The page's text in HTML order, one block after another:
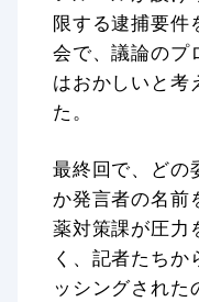
限する逮捕要件
会で、議論のプ
はおかしいと考
た。
最終回で、どの
か発言者の名前
薬対策課が圧力
く、記者たち
ッシングされた